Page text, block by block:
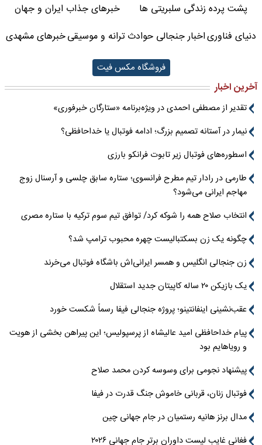
پشت پرده زندگی سلبریتی ها
خبرهای جذاب ایران و جهان
دنیای فناوریاخبار جنجالی حوادثترانه و موسیقیخبرهای مشهدی
فروشگاه مکس فیت
آخرین اخبار
تقدیر از مصطفی احمدی در ویژه‌برنامه «ستارگان خبرفوری»
نیمار در آستانه تصمیم بزرگ؛ ادامه فوتبال یا خداحافظی؟
اسطوره‌های فوتبال زیر تابوت فرانکو بارزی
طارمی در رادار تیم مطرح فرانسوی؛ ستاره سابق چلسی و آرسنال زوج
مهاجم ایرانی می‌شود؟
انتخاب صلاح همه را شوکه کرد/ توافق تیم سوم ترکیه با ستاره مصری
چگونه یک زن بسکتبالیست چهره محبوب ترامپ شد؟
زن جنجالی انگلیس و همسر ایرانی‌اش باشگاه فوتبال می‌خرند
یک بازیکن ۲۰ ساله کاپیتان جدید استقلال
عقب‌نشینی اینفانتینو؛ پروژه جنجالی فیفا رسماً شکست خورد
پیام خداحافظی امید عالیشاه از پرسپولیس؛ این پیراهن بخشی از هویت
و رویاهایم بود
پیشنهاد نجومی برای وسوسه کردن محمد صلاح
فوتبال زنان، قربانی خاموش جنگ قدرت در فیفا
مدال برنز هانیه رستمیان در جام جهانی چین
فغانی غایب لیست داوران برتر جام جهانی ۲۰۲۶